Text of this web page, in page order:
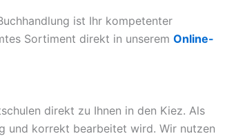
ist Ihr kompetenter
Sortiment direkt in unserem Online-
direkt zu Ihnen in den Kiez. Als
und korrekt bearbeitet wird. Wir nutzen